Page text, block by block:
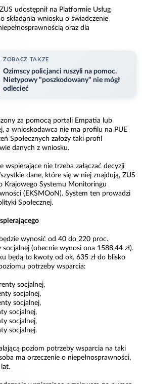
udostępnił na Platformie Usług
składania wniosku o świadczenie
oraz dla
ZOBACZ TAKZE
Ozimscy policjanci ruszyli na pomoc.
Nietypowy "poszkodowany" nie mógł
odlecieć
za pomocą portali Empatia lub
a wnioskodawca nie ma profilu na PUE
Społecznych założy taki profil
danych z wniosku.
wspierające nie trzeba załączać decyzji
dane, które się w niej znajdują, ZUS
Krajowego Systemu Monitoringu
(EKSMOoN). System ten prowadzi
Społecznej.
wynosić od 40 do 220 proc.
(obecnie wynosi ona 1588,44 zł).
będą to kwoty od ok. 635 zł do blisko
potrzeby wsparcia:
socjalnej,
socjalnej,
socjalnej,
socjalnej,
socjalnej,
socjalnej.
poziom potrzeby wsparcia na taki
ma orzeczenie o niepełnosprawności,
lat.